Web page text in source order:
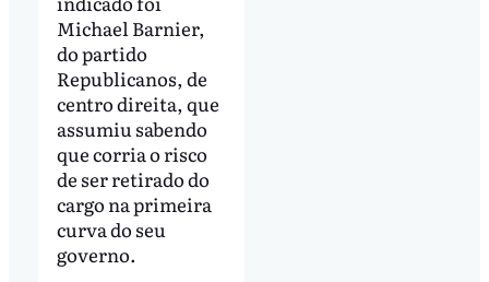
Michael Barnier,
do partido
Republicanos, de
centro direita, que
assumiu sabendo
que corria o risco
de ser retirado do
cargo na primeira
curva do seu
governo.